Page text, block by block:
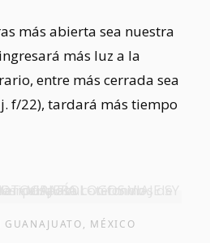
más abierta sea nuestra
más luz a la
entre más cerrada sea
f/22), tardará más tiempo
GUANAJUATO, MÉXICO